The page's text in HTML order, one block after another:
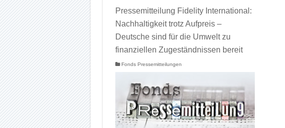
Pressemitteilung Fidelity International:
Nachhaltigkeit trotz Aufpreis –
Deutsche sind für die Umwelt zu
finanziellen Zugeständnissen bereit
Fonds Pressemitteilungen